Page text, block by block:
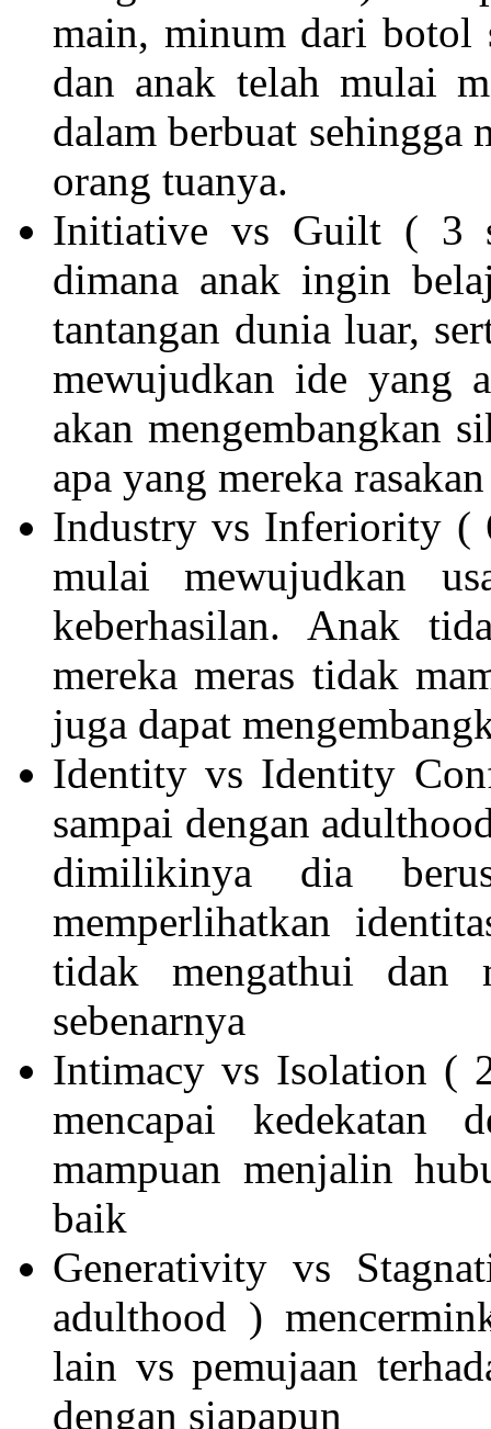
main, minum dari botol
dan anak telah mulai
dalam berbuat sehingga
orang tuanya.
Initiative vs Guilt ( 3
dimana anak ingin
tantangan dunia luar,
mewujudkan ide yang
akan mengembangkan
apa yang mereka
Industry vs Inferiority (
mulai mewujudkan
keberhasilan. Anak
mereka meras tidak
juga dapat
Identity vs Identity
sampai dengan
dimilikinya dia
memperlihatkan
tidak mengathui dan
sebenarnya
Intimacy vs Isolation (
mencapai
mampuan menjalin
baik
Generativity vs
adulthood )
lain vs pemujaan
dengan siapapun